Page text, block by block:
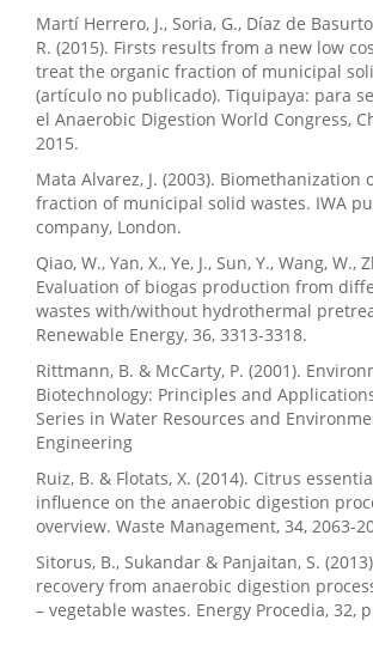
Martí Herrero, J., Soria, G., Díaz de
R. (2015). Firsts results from a new low
treat the organic fraction of municipal
(artículo no publicado). Tiquipaya: para
el Anaerobic Digestion World Congress,
2015.
Mata Alvarez, J. (2003). Biomethanization
fraction of municipal solid wastes. IWA
company, London.
Qiao, W., Yan, X., Ye, J., Sun, Y., Wang, W.,
Evaluation of biogas production from
wastes with/without hydrothermal
Renewable Energy, 36, 3313-3318.
Rittmann, B. & McCarty, P. (2001).
Biotechnology: Principles and
Series in Water Resources and
Engineering
Ruiz, B. & Flotats, X. (2014). Citrus
influence on the anaerobic digestion
overview. Waste Management, 34, 2063-
Sitorus, B., Sukandar & Panjaitan, S.
recovery from anaerobic digestion
– vegetable wastes. Energy Procedia, 32,